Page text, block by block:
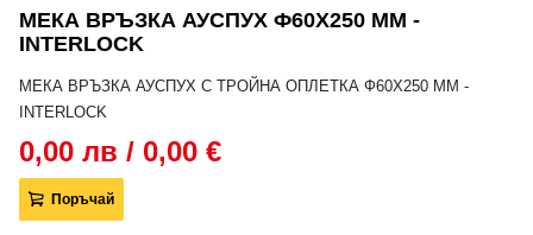
МЕКА ВРЪЗКА АУСПУХ Ф60Х250 MM -
INTERLOCK
МЕКА ВРЪЗКА АУСПУХ С ТРОЙНА ОПЛЕТКА Ф60Х250 MM -
INTERLOCK
0,00 лв / 0,00 €
Поръчай